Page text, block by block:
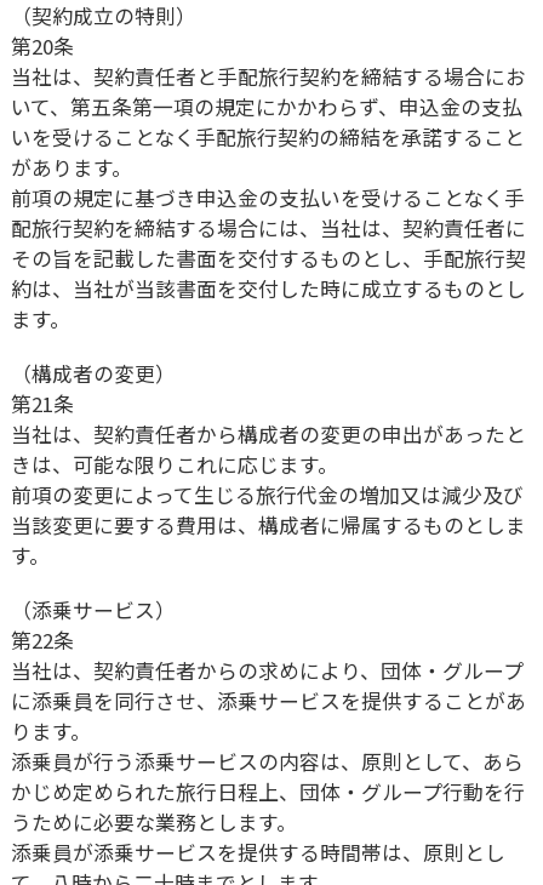
（契約成立の特則）
第20条
当社は、契約責任者と手配旅行契約を締結する場合にお
いて、第五条第一項の規定にかかわらず、申込金の支払
いを受けることなく手配旅行契約の締結を承諾すること
があります。
前項の規定に基づき申込金の支払いを受けることなく手
配旅行契約を締結する場合には、当社は、契約責任者に
その旨を記載した書面を交付するものとし、手配旅行契
約は、当社が当該書面を交付した時に成立するものとし
ます。
（構成者の変更）
第21条
当社は、契約責任者から構成者の変更の申出があったと
きは、可能な限りこれに応じます。
前項の変更によって生じる旅行代金の増加又は減少及び
当該変更に要する費用は、構成者に帰属するものとしま
す。
（添乗サービス）
第22条
当社は、契約責任者からの求めにより、団体・グループ
に添乗員を同行させ、添乗サービスを提供することがあ
ります。
添乗員が行う添乗サービスの内容は、原則として、あら
かじめ定められた旅行日程上、団体・グループ行動を行
うために必要な業務とします。
添乗員が添乗サービスを提供する時間帯は、原則とし